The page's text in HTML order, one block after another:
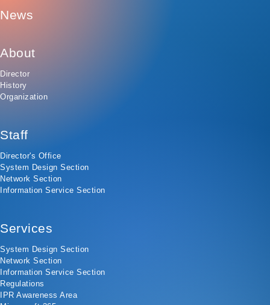
News
About
Director
History
Organization
Staff
Director's Office
System Design Section
Network Section
Information Service Section
Services
System Design Section
Network Section
Information Service Section
Regulations
IPR Awareness Area